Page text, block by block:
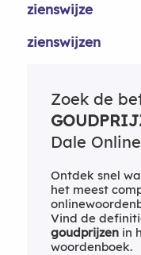
zienswijze
zienswijzen
Zoek de
Dale
Ontdek snel
het meest
Vind de
goudprijzenin
woordenboek.